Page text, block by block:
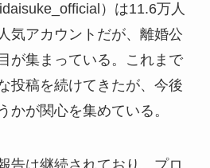
）は11.6万人
気アカウントだが、離婚公
が集まっている。これまで
投稿を続けてきたが、今後
かが関心を集めている。
告は継続されており、プロ